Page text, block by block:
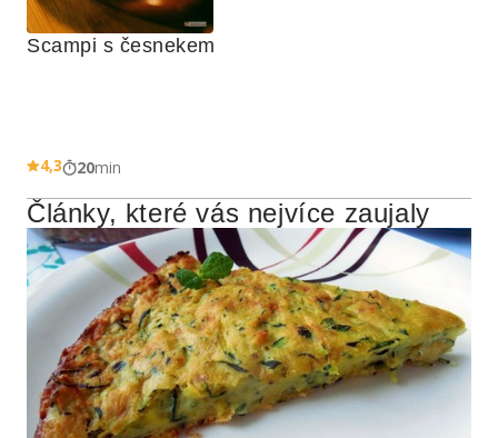
Scampi s česnekem
4,3 20min
Články, které vás nejvíce zaujaly